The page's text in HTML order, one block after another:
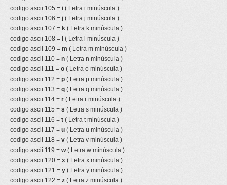
codigo ascii 105 = i ( Letra i minúscula )
codigo ascii 106 = j ( Letra j minúscula )
codigo ascii 107 = k ( Letra k minúscula )
codigo ascii 108 =
( Letra l minúscula )
codigo ascii 109 = m ( Letra m minúscula )
codigo ascii 110 = n ( Letra n minúscula )
codigo ascii 111 = o ( Letra o minúscula )
codigo ascii 112 = p ( Letra p minúscula )
codigo ascii 113 = q ( Letra q minúscula )
codigo ascii 114 = r ( Letra r minúscula )
codigo ascii 115 = s ( Letra s minúscula )
codigo ascii 116 = t ( Letra t minúscula )
codigo ascii 117 = u ( Letra u minúscula )
codigo ascii 118 = v ( Letra v minúscula )
codigo ascii 119 = w( Letra w minúscula )
codigo ascii 120 = x ( Letra x minúscula )
codigo ascii 121 = y ( Letra y minúscula )
codigo ascii 122 = z ( Letra z minúscula )